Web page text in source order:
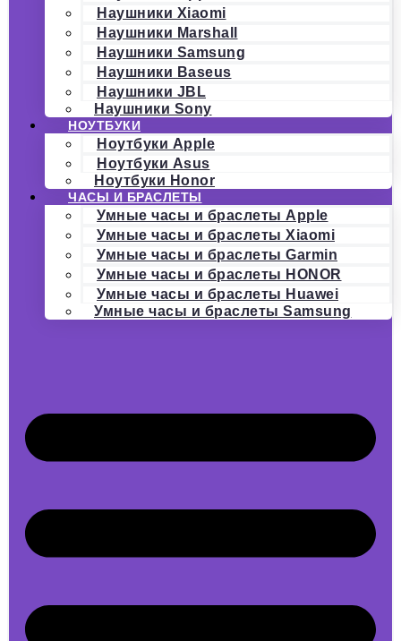
Наушники Xiaomi
Наушники Marshall
Наушники Samsung
Наушники Baseus
Наушники JBL
Наушники Sony
НОУТБУКИ
Ноутбуки Apple
Ноутбуки Asus
Ноутбуки Honor
ЧАСЫ И БРАСЛЕТЫ
Умные часы и браслеты Apple
Умные часы и браслеты Xiaomi
Умные часы и браслеты Garmin
Умные часы и браслеты HONOR
Умные часы и браслеты Huawei
Умные часы и браслеты Samsung